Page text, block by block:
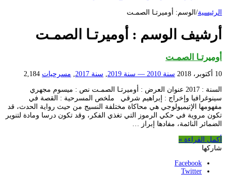
الرئيسية/ الوسم: أوميرتـا الصمـت
أرشيف الوسم : أوميرتـا الصمـت
أوميرتـا الصمـت
10 أكتوبر، 2018 سنة 2010 — سنة 2019 , سنة 2017 , مسرحيات 2,184
السنة : 2017 عنوان العرض : أوميرتـا الصمـت نص : ميسوم مجهري
سينوغرافيا وإخراج : إبراهيم شرقي ملخص المسرحية : القصة في
مفهومها الإتيميولوجي هي محاكاة مختلفة النسيج من حيث رواية الحدث، قد
تكون مروية في حكي الرموز التي تغذي الفكر، وقد تكون درسا ومادة لتنوير
الضمائر النائمة، مفادها إبراز …
أكمل القراءة »
شاركها
Facebook
Twitter